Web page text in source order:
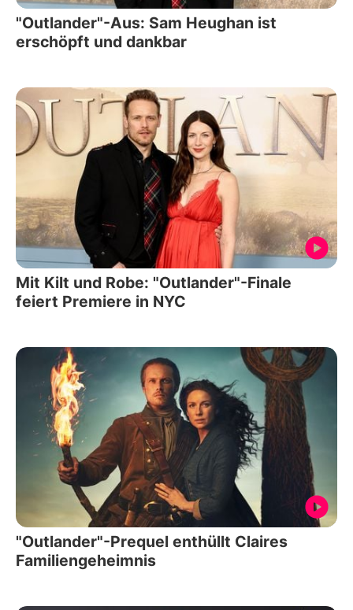
"Outlander"-Aus: Sam Heughan ist
erschöpft und dankbar
Mit Kilt und Robe: "Outlander"-Finale
feiert Premiere in NYC
"Outlander"-Prequel enthüllt Claires
Familiengeheimnis